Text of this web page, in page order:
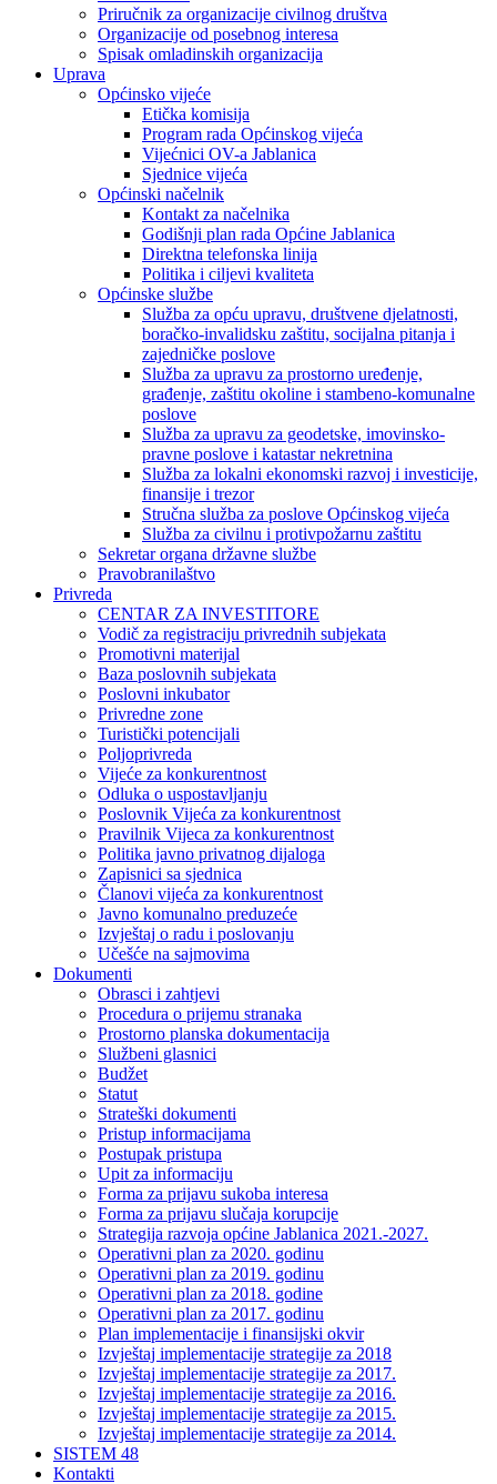
Priručnik za organizacije civilnog društva
Organizacije od posebnog interesa
Spisak omladinskih organizacija
Uprava
Općinsko vijeće
Etička komisija
Program rada Općinskog vijeća
Vijećnici OV-a Jablanica
Sjednice vijeća
Općinski načelnik
Kontakt za načelnika
Godišnji plan rada Općine Jablanica
Direktna telefonska linija
Politika i ciljevi kvaliteta
Općinske službe
Služba za opću upravu, društvene djelatnosti,
boračko-invalidsku zaštitu, socijalna pitanja i
zajedničke poslove
Služba za upravu za prostorno uređenje,
građenje, zaštitu okoline i stambeno-komunalne
poslove
Služba za upravu za geodetske, imovinsko-
pravne poslove i katastar nekretnina
Služba za lokalni ekonomski razvoj i investicije,
finansije i trezor
Stručna služba za poslove Općinskog vijeća
Služba za civilnu i protivpožarnu zaštitu
Sekretar organa državne službe
Pravobranilaštvo
Privreda
CENTAR ZA INVESTITORE
Vodič za registraciju privrednih subjekata
Promotivni materijal
Baza poslovnih subjekata
Poslovni inkubator
Privredne zone
Turistički potencijali
Poljoprivreda
Vijeće za konkurentnost
Odluka o uspostavljanju
Poslovnik Vijeća za konkurentnost
Pravilnik Vijeca za konkurentnost
Politika javno privatnog dijaloga
Zapisnici sa sjednica
Članovi vijeća za konkurentnost
Javno komunalno preduzeće
Izvještaj o radu i poslovanju
Učešće na sajmovima
Dokumenti
Obrasci i zahtjevi
Procedura o prijemu stranaka
Prostorno planska dokumentacija
Službeni glasnici
Budžet
Statut
Strateški dokumenti
Pristup informacijama
Postupak pristupa
Upit za informaciju
Forma za prijavu sukoba interesa
Forma za prijavu slučaja korupcije
Strategija razvoja općine Jablanica 2021.-2027.
Operativni plan za 2020. godinu
Operativni plan za 2019. godinu
Operativni plan za 2018. godine
Operativni plan za 2017. godinu
Plan implementacije i finansijski okvir
Izvještaj implementacije strategije za 2018
Izvještaj implementacije strategije za 2017.
Izvještaj implementacije strategije za 2016.
Izvještaj implementacije strategije za 2015.
Izvještaj implementacije strategije za 2014.
SISTEM 48
Kontakti